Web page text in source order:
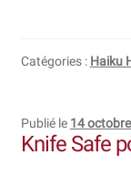
Catégories : Haiku
Publié le 14
Knife Safe